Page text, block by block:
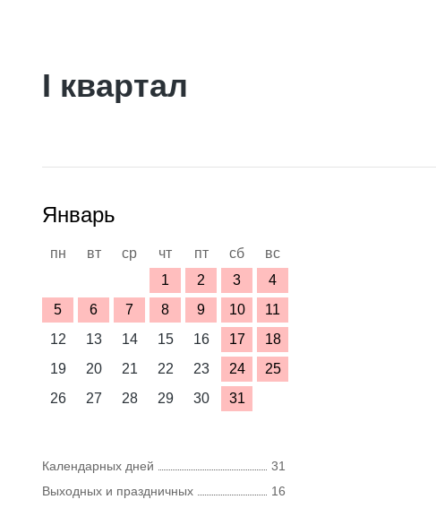
I квартал
Январь
пн вт ср чт пт сб
вс
1
2 3
4
5
6 7 8 9 10
11
12
13 14 15 16 17
18
19
20 21 22 23 24
25
26
27 28 29 30 31
Календарных дней
31
Выходных и праздничных
16